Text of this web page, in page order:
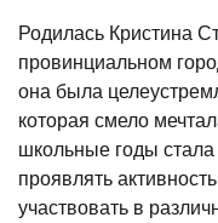
Родилась Кристина
провинциальном
она была
которая смело
школьные годы стала
проявлять
участвовать в